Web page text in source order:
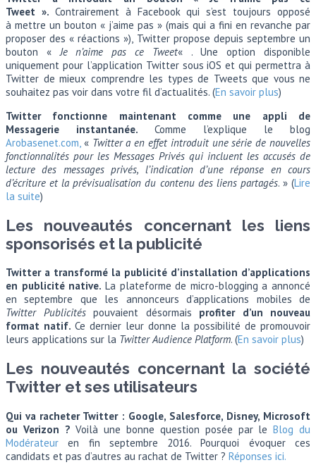
Tweet ». Contrairement à Facebook qui s’est toujours opposé
à mettre un bouton « j’aime pas » (mais qui a fini en revanche par
proposer des « réactions »), Twitter propose depuis septembre un
bouton «Je n’aime pas ce Tweet« . Une option disponible
uniquement pour l’application Twitter sous iOS et qui permettra à
Twitter de mieux comprendre les types de Tweets que vous ne
souhaitez pas voir dans votre fil d’actualités. (En savoir plus)
Twitter fonctionne maintenant comme une appli de
Messagerie instantanée. Comme l’explique le blog
Arobasenet.com,« Twitter a en effet introduit une série de nouvelles
fonctionnalités pour les Messages Privés qui incluent les accusés de
lecture des messages privés, l’indication d’une réponse en cours
d’écriture et la prévisualisation du contenu des liens partagés. » (Lire
la suite)
Les nouveautés concernant les liens
sponsorisés et la publicité
Twitter a transformé la publicité d’installation d’applications
en publicité native. La plateforme de micro-blogging a annoncé
en septembre que les annonceurs d’applications mobiles de
Twitter Publicitéspouvaient désormais profiter d’un nouveau
format natif. Ce dernier leur donne la possibilité de promouvoir
leurs applications sur la Twitter Audience Platform. (En savoir plus)
Les nouveautés concernant la société
Twitter et ses utilisateurs
Qui va racheter Twitter : Google, Salesforce, Disney, Microsoft
ou Verizon ?Voilà une bonne question posée par leBlog du
Modérateur en fin septembre 2016. Pourquoi évoquer ces
candidats et pas d’autres au rachat de Twitter ? Réponses ici.